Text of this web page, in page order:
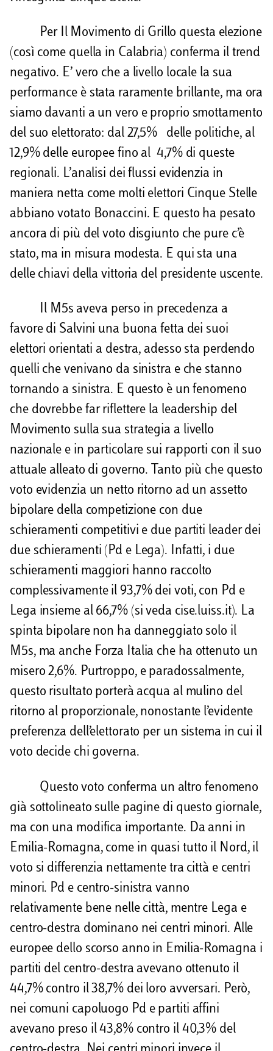
Per Il Movimento di Grillo questa elezione
(così come quella in Calabria) conferma il trend
negativo. E’ vero che a livello locale la sua
performance è stata raramente brillante, ma ora
siamo davanti a un vero e proprio smottamento
del suo elettorato: dal 27,5% delle politiche, al
12,9% delle europee fino al 4,7% di queste
regionali. L’analisi dei flussi evidenzia in
maniera netta come molti elettori Cinque Stelle
abbiano votato Bonaccini. E questo ha pesato
ancora di più del voto disgiunto che pure c’è
stato, ma in misura modesta. E qui sta una
delle chiavi della vittoria del presidente uscente.
Il M5s aveva perso in precedenza a
favore di Salvini una buona fetta dei suoi
elettori orientati a destra, adesso sta perdendo
quelli che venivano da sinistra e che stanno
tornando a sinistra. E questo è un fenomeno
che dovrebbe far riflettere la leadership del
Movimento sulla sua strategia a livello
nazionale e in particolare sui rapporti con il suo
attuale alleato di governo. Tanto più che questo
voto evidenzia un netto ritorno ad un assetto
bipolare della competizione con due
schieramenti competitivi e due partiti leader dei
due schieramenti (Pd e Lega). Infatti, i due
schieramenti maggiori hanno raccolto
complessivamente il 93,7% dei voti, con Pd e
Lega insieme al 66,7% (si veda cise.luiss.it). La
spinta bipolare non ha danneggiato solo il
M5s, ma anche Forza Italia che ha ottenuto un
misero 2,6%. Purtroppo, e paradossalmente,
questo risultato porterà acqua al mulino del
ritorno al proporzionale, nonostante l’evidente
preferenza dell’elettorato per un sistema in cui il
voto decide chi governa.
Questo voto conferma un altro fenomeno
già sottolineato sulle pagine di questo giornale,
ma con una modifica importante. Da anni in
Emilia-Romagna, come in quasi tutto il Nord, il
voto si differenzia nettamente tra città e centri
minori. Pd e centro-sinistra vanno
relativamente bene nelle città, mentre Lega e
centro-destra dominano nei centri minori. Alle
europee dello scorso anno in Emilia-Romagna i
partiti del centro-destra avevano ottenuto il
44,7% contro il 38,7% dei loro avversari. Però,
nei comuni capoluogo Pd e partiti affini
avevano preso il 43,8% contro il 40,3% del